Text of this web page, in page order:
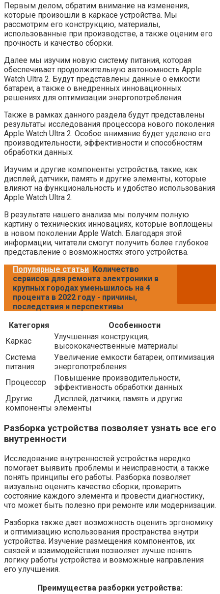
Первым делом, обратим внимание на изменения,
которые произошли в каркасе устройства. Мы
рассмотрим его конструкцию, материалы,
использованные при производстве, а также оценим его
прочность и качество сборки.
Далее мы изучим новую систему питания, которая
обеспечивает продолжительную автономность Apple
Watch Ultra 2. Будут представлены данные о ёмкости
батареи, а также о внедренных инновационных
решениях для оптимизации энергопотребления.
Также в рамках данного раздела будут представлены
результаты исследования процессора нового поколения
Apple Watch Ultra 2. Особое внимание будет уделено его
производительности, эффективности и способностям
обработки данных.
Изучим и другие компоненты устройства, такие, как
дисплей, датчики, память и другие элементы, которые
влияют на функциональность и удобство использования
Apple Watch Ultra 2.
В результате нашего анализа мы получим полную
картину о технических инновациях, которые воплощены
в новом поколении Apple Watch. Благодаря этой
информации, читатели смогут получить более глубокое
представление о возможностях этого устройства.
Популярные статьи Количество
сервисов для ремонта электроники в
крупных городах уменьшилось на 4
процента в 2022 году - причины,
последствия и перспективы
Категория
Особенности
Каркас
Улучшенная конструкция,
высококачественные материалы
Система
питания
Увеличение емкости батареи, оптимизация
энергопотребления
Процессор
Повышение производительности,
эффективность обработки данных
Другие
компоненты
Дисплей, датчики, память и другие
элементы
Разборка устройства позволяет узнать все его
внутренности
Исследование внутренностей устройства нередко
помогает выявить проблемы и неисправности, а также
понять принципы его работы. Разборка позволяет
визуально оценить качество сборки, проверить
состояние каждого элемента и провести диагностику,
что может быть полезно при ремонте или модернизации.
Разборка также дает возможность оценить эргономику
и оптимизацию использования пространства внутри
устройства. Изучение размещения компонентов, их
связей и взаимодействия позволяет лучше понять
логику работы устройства и возможные направления
его улучшения.
Преимущества разборки устройства: